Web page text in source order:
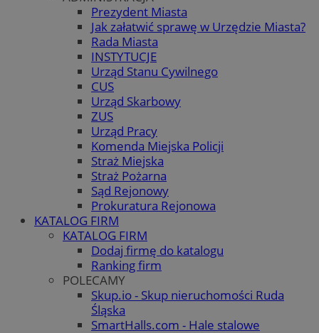
Prezydent Miasta
Jak załatwić sprawę w Urzędzie Miasta?
Rada Miasta
INSTYTUCJE
Urząd Stanu Cywilnego
CUS
Urząd Skarbowy
ZUS
Urząd Pracy
Komenda Miejska Policji
Straż Miejska
Straż Pożarna
Sąd Rejonowy
Prokuratura Rejonowa
KATALOG FIRM
KATALOG FIRM
Dodaj firmę do katalogu
Ranking firm
POLECAMY
Skup.io - Skup nieruchomości Ruda
Śląska
SmartHalls.com - Hale stalowe